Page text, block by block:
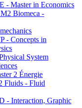
- Master in Economics
Biomeca -
- Concepts in
System
2 Énergie
Fluids - Fluid
- Interaction, Graphic